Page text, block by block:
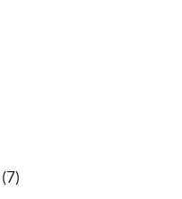
(7)